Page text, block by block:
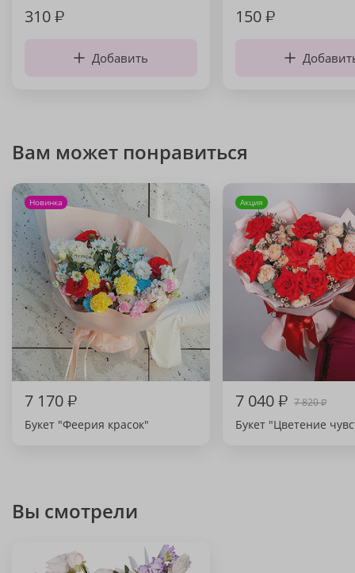
310₽
Добавить
150₽
Вам может понравиться
Новинка
7 170₽
Букет "Феерия красок"
Акция
7 040₽ 7 820₽
Букет "Цветение
Вы смотрели